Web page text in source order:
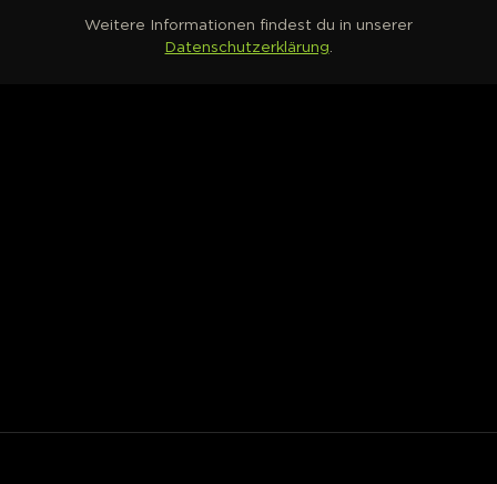
Kein Produkt definiert
Weitere Informationen findest du in unserer
Datenschutzerklärung